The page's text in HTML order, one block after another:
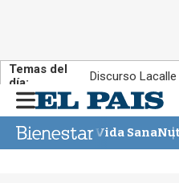
Temas del
día:
Discurso Lacalle
n
u
Vida Sana